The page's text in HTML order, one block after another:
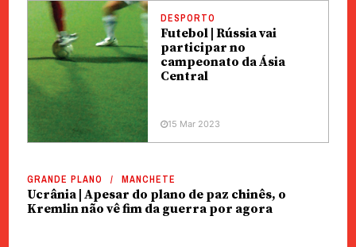
DESPORTO
Futebol | Rússia vai
participar no
campeonato da Ásia
Central
15 Mar 2023
GRANDE PLANO MANCHETE
Ucrânia | Apesar do plano de paz chinês, o
Kremlin não vê fim da guerra por agora